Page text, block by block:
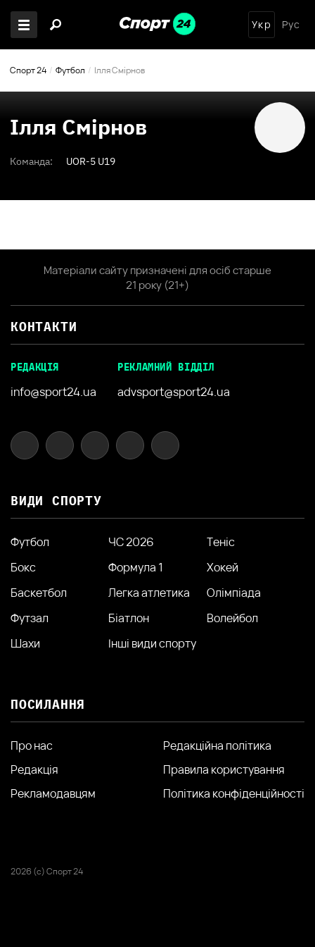
Укр Рус
Спорт 24 Футбол Ілля Смірнов
Ілля Смірнов
Команда: UOR-5 U19
Матеріали сайту призначені для осіб старше
21 року (21+)
КОНТАКТИ
РЕДАКЦІЯ
info@sport24.ua
РЕКЛАМНИЙ ВІДДІЛ
advsport@sport24.ua
ВИДИ СПОРТУ
Футбол ЧС 2026
Теніс
Бокс
Формула 1
Хокей
Баскетбол
Легка атлетика
Олімпіада
Футзал
Біатлон
Волейбол
Шахи
Інші види спорту
ПОСИЛАННЯ
Про нас
Редакція
Рекламодавцям
Редакційна політика
Правила користування
Політика конфіденційності
2026 (с) Спорт 24